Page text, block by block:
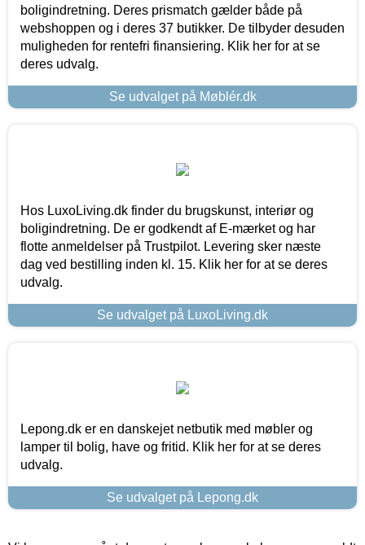
boligindretning. Deres prismatch gælder både på
webshoppen og i deres 37 butikker. De tilbyder desuden
muligheden for rentefri finansiering. Klik her for at se
deres udvalg.
Se udvalget på Møblér.dk
Hos LuxoLiving.dk finder du brugskunst, interiør og
boligindretning. De er godkendt af E-mærket og har
flotte anmeldelser på Trustpilot. Levering sker næste
dag ved bestilling inden kl. 15. Klik her for at se deres
udvalg.
Se udvalget på LuxoLiving.dk
Lepong.dk er en danskejet netbutik med møbler og
lamper til bolig, have og fritid. Klik her for at se deres
udvalg.
Se udvalget på Lepong.dk